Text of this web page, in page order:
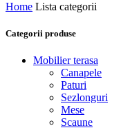
Home Lista categorii
Categorii produse
Mobilier terasa
Canapele
Paturi
Sezlonguri
Mese
Scaune